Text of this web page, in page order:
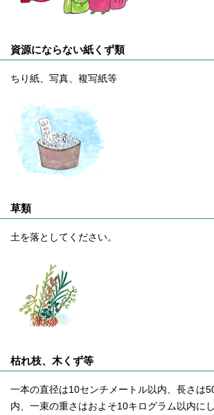
資源にならない紙くず類
ちり紙、写真、複写紙等
草類
土を落としてください。
枯れ枝、木くず等
一本の直径は10センチメートル以内、長さは
内、一束の重さはおよそ10キログラム以内に